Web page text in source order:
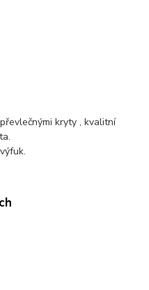
kryty , kvalitní